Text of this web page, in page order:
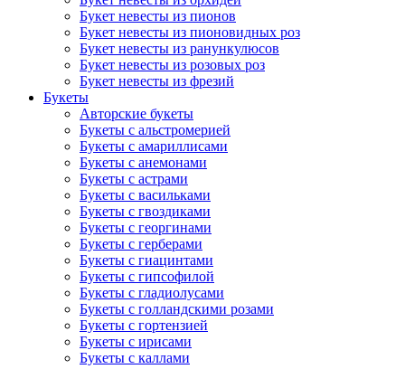
Букет невесты из пионов
Букет невесты из пионовидных роз
Букет невесты из ранункулюсов
Букет невесты из розовых роз
Букет невесты из фрезий
Букеты
Авторские букеты
Букеты с альстромерией
Букеты с амариллисами
Букеты с анемонами
Букеты с астрами
Букеты с васильками
Букеты с гвоздиками
Букеты с георгинами
Букеты с герберами
Букеты с гиацинтами
Букеты с гипсофилой
Букеты с гладиолусами
Букеты с голландскими розами
Букеты с гортензией
Букеты с ирисами
Букеты с каллами